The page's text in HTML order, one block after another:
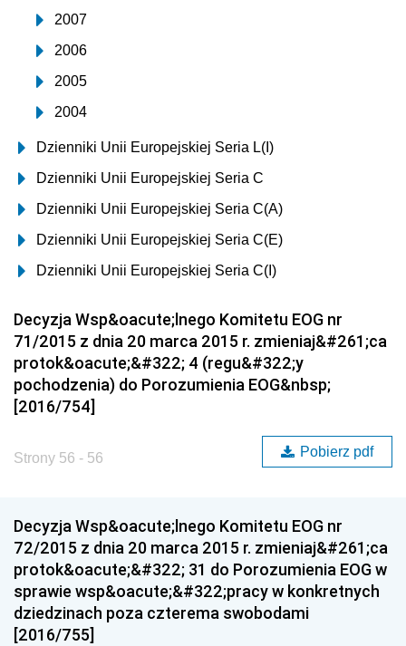
2007
2006
2005
2004
Dzienniki Unii Europejskiej Seria L(I)
Dzienniki Unii Europejskiej Seria C
Dzienniki Unii Europejskiej Seria C(A)
Dzienniki Unii Europejskiej Seria C(E)
Dzienniki Unii Europejskiej Seria C(I)
Decyzja Wsp&oacute;lnego Komitetu EOG nr
71/2015 z dnia 20 marca 2015 r. zmieniaj&#261;ca
protok&oacute;&#322; 4 (regu&#322;y
pochodzenia) do Porozumienia EOG&nbsp;
[2016/754]
Strony 56 - 56 Pobierz pdf
Decyzja Wsp&oacute;lnego Komitetu EOG nr
72/2015 z dnia 20 marca 2015 r. zmieniaj&#261;ca
protok&oacute;&#322; 31 do Porozumienia EOG w
sprawie wsp&oacute;&#322;pracy w konkretnych
dziedzinach poza czterema swobodami
[2016/755]